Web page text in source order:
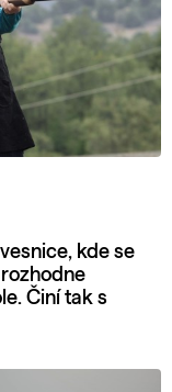
kde se
Činí tak s